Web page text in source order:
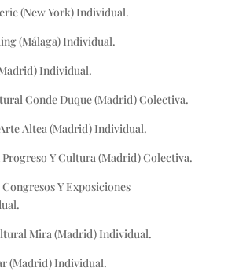
(New York) Individual.
(Málaga) Individual.
Individual.
Conde Duque (Madrid) Colectiva.
Arte Altea (Madrid) Individual.
Progreso Y Cultura (Madrid) Colectiva.
Y Exposiciones
Mira (Madrid) Individual.
(Madrid) Individual.